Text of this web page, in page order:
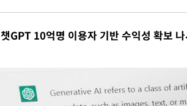
챗GPT 10억명 이용자 기반 수익성 확보